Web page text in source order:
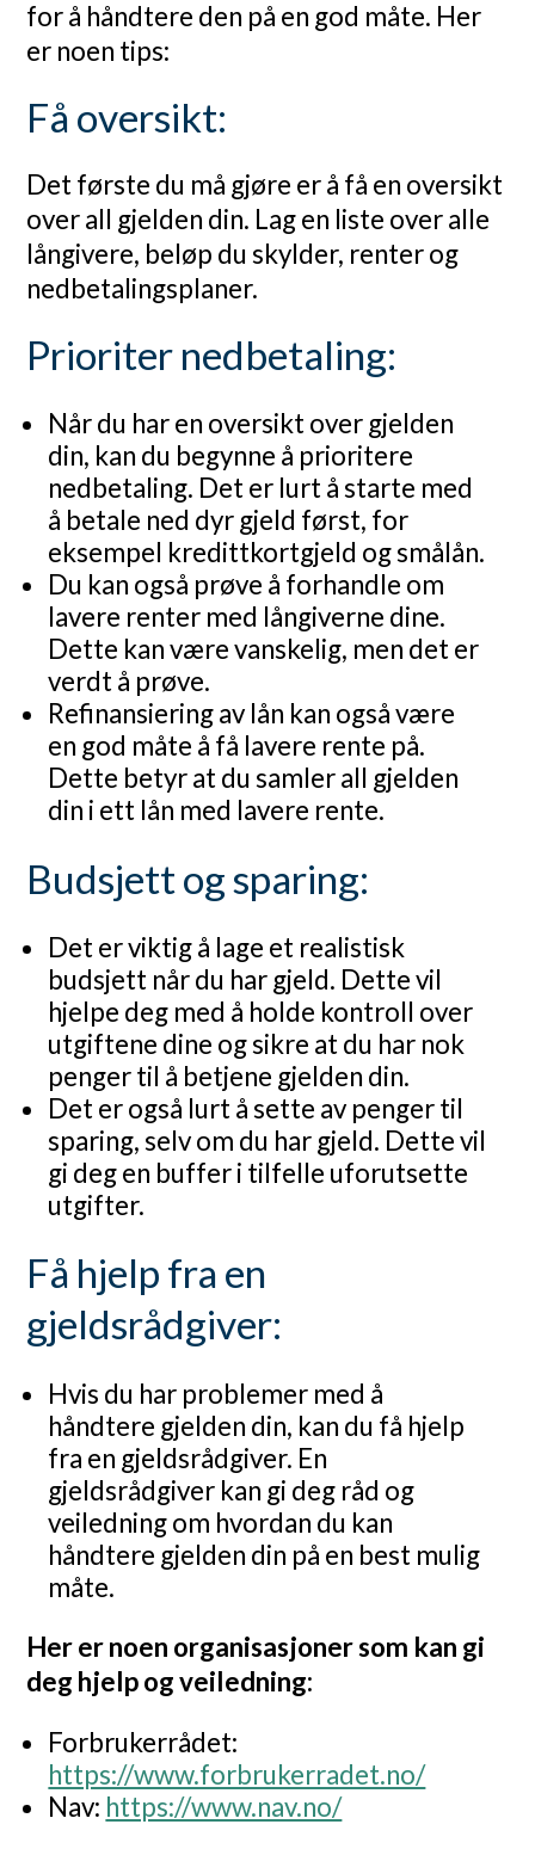
for å håndtere den på en god måte. Her
er noen tips:
Få oversikt:
Det første du må gjøre er å få en oversikt
over all gjelden din. Lag en liste over alle
långivere, beløp du skylder, renter og
nedbetalingsplaner.
Prioriter nedbetaling:
Når du har en oversikt over gjelden
din, kan du begynne å prioritere
nedbetaling. Det er lurt å starte med
å betale ned dyr gjeld først, for
eksempel kredittkortgjeld og smålån.
Du kan også prøve å forhandle om
lavere renter med långiverne dine.
Dette kan være vanskelig, men det er
verdt å prøve.
Refinansiering av lån kan også være
en god måte å få lavere rente på.
Dette betyr at du samler all gjelden
din i ett lån med lavere rente.
Budsjett og sparing:
Det er viktig å lage et realistisk
budsjett når du har gjeld. Dette vil
hjelpe deg med å holde kontroll over
utgiftene dine og sikre at du har nok
penger til å betjene gjelden din.
Det er også lurt å sette av penger til
sparing, selv om du har gjeld. Dette vil
gi deg en buffer i tilfelle uforutsette
utgifter.
Få hjelp fra en
gjeldsrådgiver:
Hvis du har problemer med å
håndtere gjelden din, kan du få hjelp
fra en gjeldsrådgiver. En
gjeldsrådgiver kan gi deg råd og
veiledning om hvordan du kan
håndtere gjelden din på en best mulig
måte.
Her er noen organisasjoner som kan gi
deg hjelp og veiledning:
Forbrukerrådet:
https://www.forbrukerradet.no/
Nav: https://www.nav.no/